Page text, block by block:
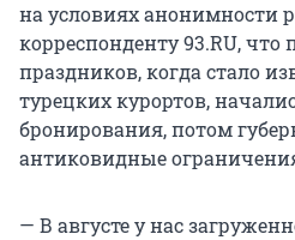
на условиях анонимности
корреспонденту 93.RU, что
праздников, когда стало
турецких курортов,
бронирования, потом
антиковидные
— В августе у нас